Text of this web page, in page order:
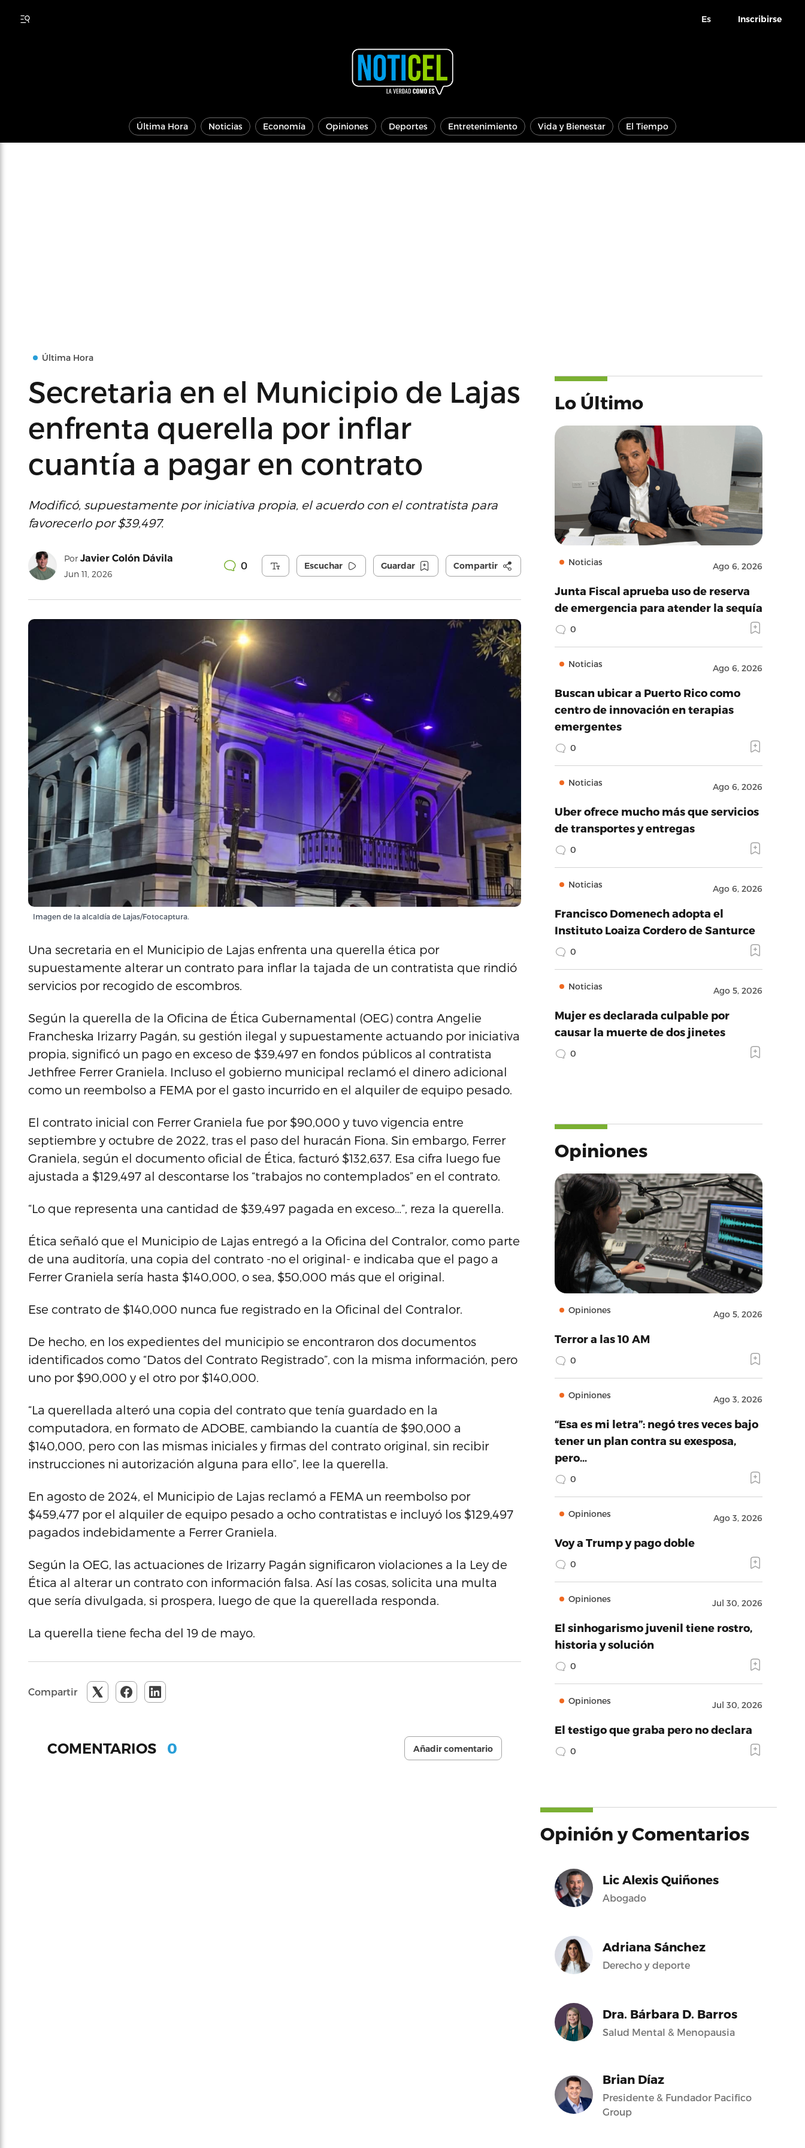
Es Inscribirse
Última Hora Noticias Economía Opiniones Deportes Entretenimiento Vida y Bienestar El Tiempo
Última Hora
Secretaria en el Municipio de Lajas
enfrenta querella por inflar
cuantía a pagar en contrato
Modificó, supuestamente por iniciativa propia, el acuerdo con el contratista para
favorecerlo por $39,497.
Por Javier Colón Dávila
Jun 11, 2026
0 Escuchar Guardar Compartir
Imagen de la alcaldía de Lajas/Fotocaptura.
Una secretaria en el Municipio de Lajas enfrenta una querella ética por
supuestamente alterar un contrato para inflar la tajada de un contratista que rindió
servicios por recogido de escombros.
Según la querella de la Oficina de Ética Gubernamental (OEG) contra Angelie
Francheska Irizarry Pagán, su gestión ilegal y supuestamente actuando por iniciativa
propia, significó un pago en exceso de $39,497 en fondos públicos al contratista
Jethfree Ferrer Graniela. Incluso el gobierno municipal reclamó el dinero adicional
como un reembolso a FEMA por el gasto incurrido en el alquiler de equipo pesado.
El contrato inicial con Ferrer Graniela fue por $90,000 y tuvo vigencia entre
septiembre y octubre de 2022, tras el paso del huracán Fiona. Sin embargo, Ferrer
Graniela, según el documento oficial de Ética, facturó $132,637. Esa cifra luego fue
ajustada a $129,497 al descontarse los “trabajos no contemplados” en el contrato.
“Lo que representa una cantidad de $39,497 pagada en exceso…”, reza la querella.
Ética señaló que el Municipio de Lajas entregó a la Oficina del Contralor, como parte
de una auditoría, una copia del contrato -no el original- e indicaba que el pago a
Ferrer Graniela sería hasta $140,000, o sea, $50,000 más que el original.
Ese contrato de $140,000 nunca fue registrado en la Oficinal del Contralor.
De hecho, en los expedientes del municipio se encontraron dos documentos
identificados como “Datos del Contrato Registrado”, con la misma información, pero
uno por $90,000 y el otro por $140,000.
“La querellada alteró una copia del contrato que tenía guardado en la
computadora, en formato de ADOBE, cambiando la cuantía de $90,000 a
$140,000, pero con las mismas iniciales y firmas del contrato original, sin recibir
instrucciones ni autorización alguna para ello”, lee la querella.
En agosto de 2024, el Municipio de Lajas reclamó a FEMA un reembolso por
$459,477 por el alquiler de equipo pesado a ocho contratistas e incluyó los $129,497
pagados indebidamente a Ferrer Graniela.
Según la OEG, las actuaciones de Irizarry Pagán significaron violaciones a la Ley de
Ética al alterar un contrato con información falsa. Así las cosas, solicita una multa
que sería divulgada, si prospera, luego de que la querellada responda.
La querella tiene fecha del 19 de mayo.
Compartir
COMENTARIOS 0 Añadir comentario
Lo Último
Noticias Ago 6, 2026
Junta Fiscal aprueba uso de reserva
de emergencia para atender la sequía
0
Noticias Ago 6, 2026
Buscan ubicar a Puerto Rico como
centro de innovación en terapias
emergentes
0
Noticias Ago 6, 2026
Uber ofrece mucho más que servicios
de transportes y entregas
0
Noticias Ago 6, 2026
Francisco Domenech adopta el
Instituto Loaiza Cordero de Santurce
0
Noticias Ago 5, 2026
Mujer es declarada culpable por
causar la muerte de dos jinetes
0
Opiniones
Opiniones Ago 5, 2026
Terror a las 10 AM
0
Opiniones Ago 3, 2026
“Esa es mi letra”: negó tres veces bajo
tener un plan contra su exesposa,
pero…
0
Opiniones Ago 3, 2026
Voy a Trump y pago doble
0
Opiniones Jul 30, 2026
El sinhogarismo juvenil tiene rostro,
historia y solución
0
Opiniones Jul 30, 2026
El testigo que graba pero no declara
0
Opinión y Comentarios
Lic Alexis Quiñones
Abogado
Adriana Sánchez
Derecho y deporte
Dra. Bárbara D. Barros
Salud Mental & Menopausia
Brian Díaz
Presidente & Fundador Pacifico
Group